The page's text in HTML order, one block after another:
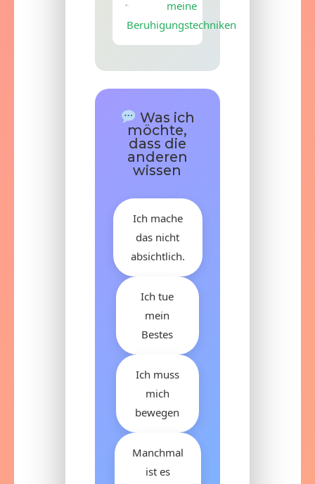
meine
Beruhigungstechniken
Was ich
möchte,
dass die
anderen
wissen
Ich mache
das nicht
absichtlich.
Ich tue
mein
Bestes
Ich muss
mich
bewegen
Manchmal
ist es